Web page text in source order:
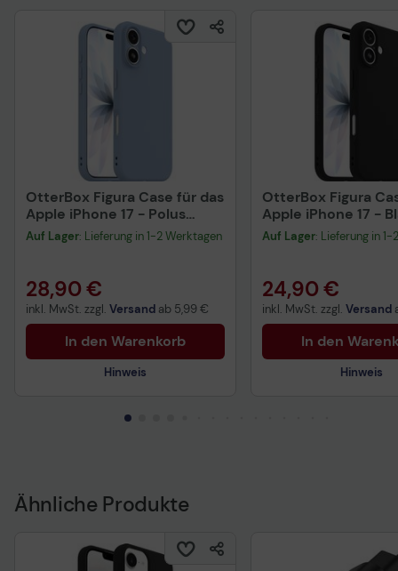
OtterBox Figura Case für das
Apple iPhone 17 - Polus
(Blue)
Auf Lager: Lieferung in 1-2 Werktagen
28,90 €
inkl. MwSt. zzgl. Versand ab 5,99 €
In den Warenkorb
Hinweis
OtterBox Figura
Apple iPhone 17 -
Auf Lager: Lieferung in
24,90 €
inkl. MwSt. zzgl. Versand
In den
Hinweis
Ähnliche Produkte